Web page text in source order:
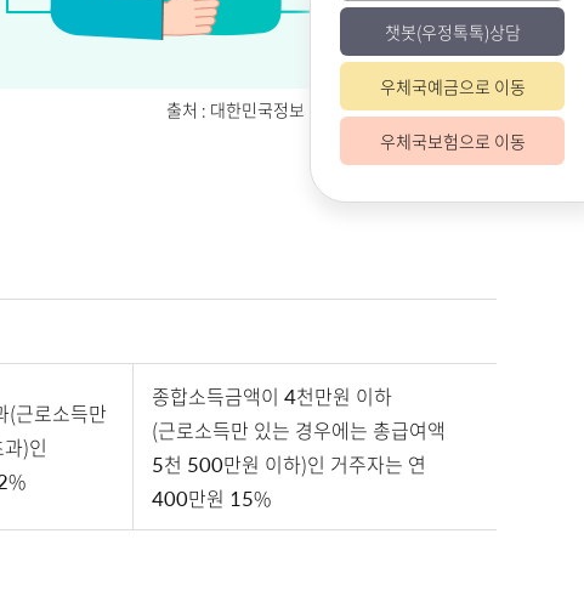
챗봇(우정톡톡)상담
우체국예금으로 이동
우체국보험으로 이동
출처 : 대한민국정보 http://www.korea.go.kr
(근로소득만
)인
종합소득금액이 4천만원 이하
(근로소득만 있는 경우에는 총급여액
5천 500만원 이하)인 거주자는 연
400만원 15%